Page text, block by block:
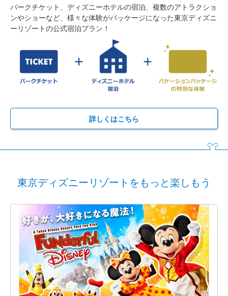
パークチケット、ディズニーホテルの宿泊、複数のアトラクショ
ンやショーなど、様々な体験がパッケージになった東京ディズニ
ーリゾートの公式宿泊プラン！
詳しくはこちら
東京ディズニーリゾートをもっと楽しもう